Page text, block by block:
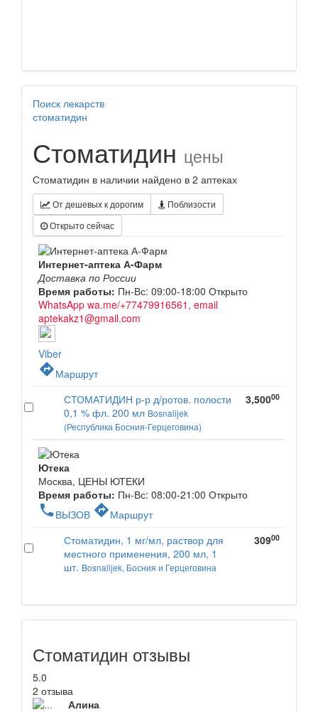
Поиск лекарств
стоматидин
Стоматидин цены
Стоматидин в наличии найдено в 2 аптеках
От дешевых к дорогим
Поблизости
Открыто сейчас
Интернет-аптека А-Фарм
Доставка по России
Время работы: Пн-Вс: 09:00-18:00 Открыто
WhatsApp wa.me/+77479916561, email
aptekakz1@gmail.com
Viber
directionsМаршрут
СТОМАТИДИН р-р д/ротов. полости
0,1 % фл. 200 мл Bosnalijek
(Республика Босния-Герцеговина)
3,50000
Ютека
Москва, ЦЕНЫ ЮТЕКИ
Время работы: Пн-Вс: 08:00-21:00 Открыто
phone ВЫЗОВ directionsМаршрут
Стоматидин, 1 мг/мл, раствор для
местного применения, 200 мл, 1
шт. Bosnalijek, Босния и Герцеговина
30900
Стоматидин отзывы
5.0
2 отзыва
Алина